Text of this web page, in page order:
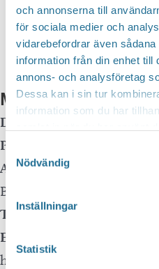
och annonserna till
för sociala medier och
vidarebefordrar även
information från din enhet till
annons- och analysföretag
Dessa kan i sin tur
information som du har
Samtyckesval
Nödvändig
Inställningar
Statistik
iCalendar
Outlook 365
Outlook Live
Mer info
Datum:
Plats:
Adress: Brunneby Gård
Borensberg
Telefon:0141-40204
E-mail:
https://